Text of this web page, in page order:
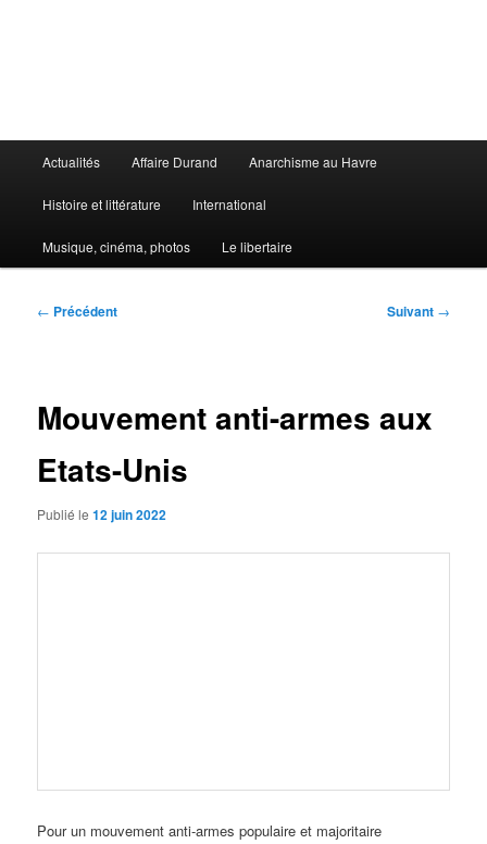
principal
Actualités Affaire Durand Anarchisme au Havre
Histoire et littérature International
Musique, cinéma, photos Le libertaire
Navigation
← Précédent Suivant →
Mouvement anti-armes aux
Etats-Unis
Publié le12 juin 2022
Pour un mouvement anti-armes populaire et majoritaire